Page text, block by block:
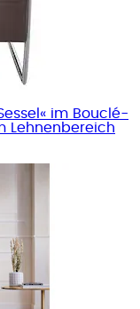
im Bouclé-
Lehnenbereich